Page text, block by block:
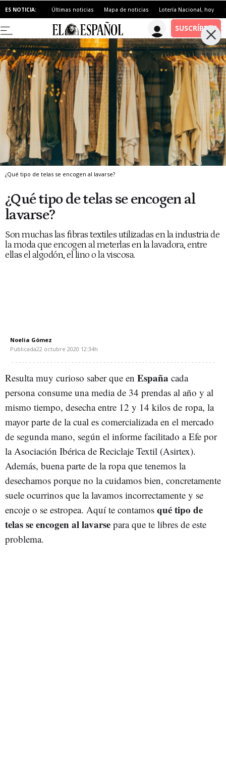
ES NOTICIA: Últimas noticias Mapa de noticias Lotería Nacional, hoy
¿Qué tipo de telas se encogen al lavarse?
¿Qué tipo de telas se encogen al
lavarse?
Son muchas las fibras textiles utilizadas en la industria de
la moda que encogen al meterlas en la lavadora, entre
ellas el algodón, el lino o la viscosa.
Noelia Gómez
Publicada22 octubre 2020 12:34h
Resulta muy curioso saber que en España cada
personaconsume una media de 34 prendas al año y al
mismo tiempo, desecha entre 12 y 14 kilos de ropa, la
mayor parte de la cual es comercializada en el mercado
de segunda mano, según el informe facilitado a Efe por
la Asociación Ibérica de Reciclaje Textil (Asirtex).
Además, buena parte de la ropa que tenemos la
desechamos porque no la cuidamos bien, concretamente
suele ocurrinos que la lavamos incorrectamente y se
encoje o se estropea. Aquí te contamos qué tipo de
telas se encogen al lavarse para que te libres de este
problema.